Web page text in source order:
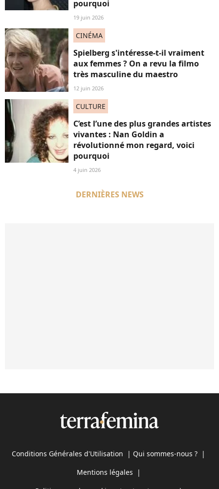
pourquoi
19 juin 2026
CINÉMA
Spielberg s'intéresse-t-il vraiment
aux femmes ? On a revu la filmo
très masculine du maestro
12 juin 2026
CULTURE
C’est l’une des plus grandes artistes
vivantes : Nan Goldin a
révolutionné mon regard, voici
pourquoi
4 juin 2026
DERNIÈRES NEWS
Conditions Générales d'Utilisation | Qui sommes-nous ? |
Mentions légales |